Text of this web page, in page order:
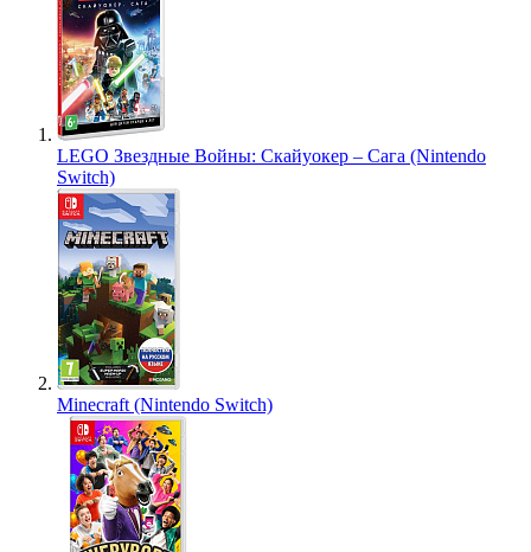
LEGO Звездные Войны: Скайуокер – Сага (Nintendo
Switch)
Minecraft (Nintendo Switch)